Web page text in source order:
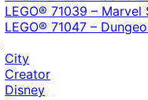
LEGO® 71039 – Marvel
LEGO® 71047 –
City
Creator
Disney